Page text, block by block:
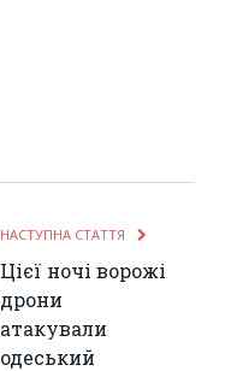
НАСТУПНА СТАТТЯ
Цієї ночі ворожі
дрони
атакували
одеський